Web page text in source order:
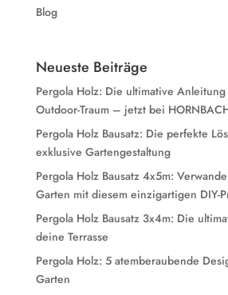
Blog
Neueste Beiträge
Pergola Holz: Die ultimative
Outdoor-Traum – jetzt bei
Pergola Holz Bausatz: Die perfekte
exklusive Gartengestaltung
Pergola Holz Bausatz 4x5m:
Garten mit diesem einzigartigen DIY-
Pergola Holz Bausatz 3x4m: Die
deine Terrasse
Pergola Holz: 5 atemberaubende
Garten